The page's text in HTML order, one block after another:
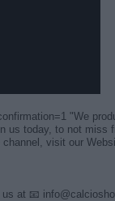
"We
us today, to not miss
visit our
at 📧